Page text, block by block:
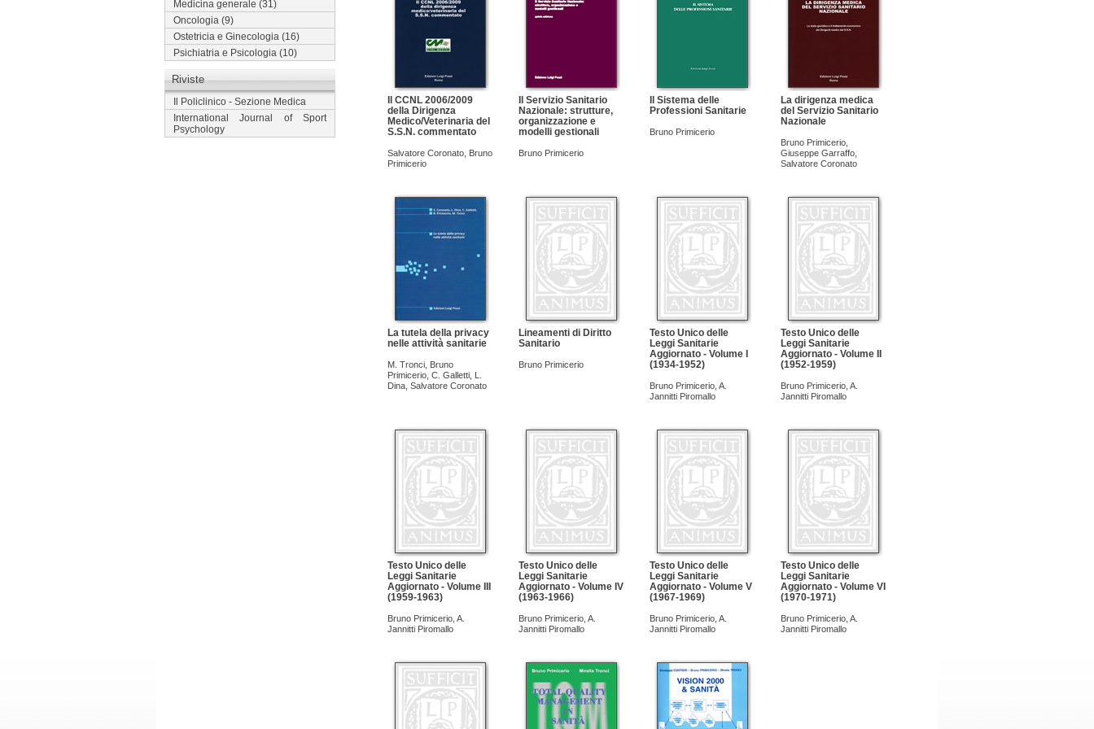
Medicina generale (31)
Oncologia (9)
Ostetricia e Ginecologia (16)
Psichiatria e Psicologia (10)
Riviste
Il Policlinico - Sezione Medica
International Journal of Sport
Psychology
Il CCNL 2006/2009
della Dirigenza
Medico/Veterinaria del
S.S.N. commentato
Salvatore Coronato, Bruno
Primicerio
Il Servizio Sanitario
Nazionale: strutture,
organizzazione e
modelli gestionali
Bruno Primicerio
Il Sistema delle
Professioni Sanitarie
Bruno Primicerio
La dirigenza medica
del Servizio Sanitario
Nazionale
Bruno Primicerio,
Giuseppe Garraffo,
Salvatore Coronato
La tutela della privacy
nelle attività sanitarie
M. Tronci, Bruno
Primicerio, C. Galletti, L.
Dina, Salvatore Coronato
Lineamenti di Diritto
Sanitario
Bruno Primicerio
Testo Unico delle
Leggi Sanitarie
Aggiornato - Volume I
(1934-1952)
Bruno Primicerio, A.
Jannitti Piromallo
Testo Unico delle
Leggi Sanitarie
Aggiornato - Volume II
(1952-1959)
Bruno Primicerio, A.
Jannitti Piromallo
Testo Unico delle
Leggi Sanitarie
Aggiornato - Volume III
(1959-1963)
Bruno Primicerio, A.
Jannitti Piromallo
Testo Unico delle
Leggi Sanitarie
Aggiornato - Volume IV
(1963-1966)
Bruno Primicerio, A.
Jannitti Piromallo
Testo Unico delle
Leggi Sanitarie
Aggiornato - Volume V
(1967-1969)
Bruno Primicerio, A.
Jannitti Piromallo
Testo Unico delle
Leggi Sanitarie
Aggiornato - Volume VI
(1970-1971)
Bruno Primicerio, A.
Jannitti Piromallo